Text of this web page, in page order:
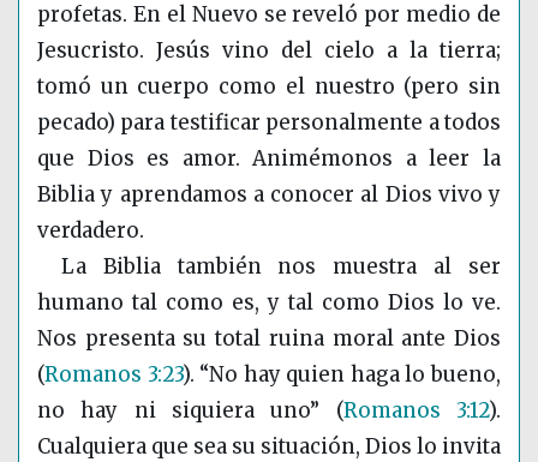
profetas. En el Nuevo se reveló por medio de
Jesucristo. Jesús vino del cielo a la tierra;
tomó un cuerpo como el nuestro (pero sin
pecado) para testificar personalmente a todos
que Dios es amor. Animémonos a leer la
Biblia y aprendamos a conocer al Dios vivo y
verdadero.
La Biblia también nos muestra al ser
humano tal como es, y tal como Dios lo ve.
Nos presenta su total ruina moral ante Dios
(Romanos 3:23). “No hay quien haga lo bueno,
no hay ni siquiera uno” (Romanos 3:12).
Cualquiera que sea su situación, Dios lo invita